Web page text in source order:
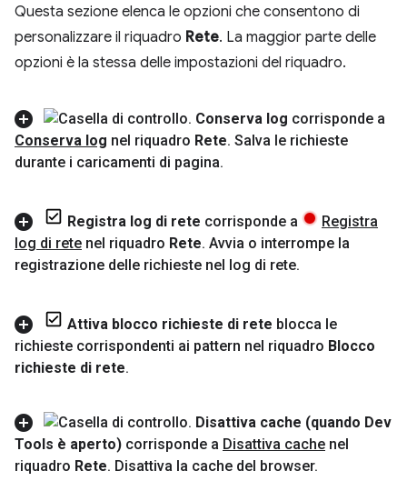
Questa sezione elenca le opzioni che consentono di
personalizzare il riquadro Rete. La maggior parte delle
opzioni è la stessa delle impostazioni del riquadro.
Conserva log corrisponde a
Conserva log nel riquadro Rete. Salva le richieste
durante i caricamenti di pagina.
Registra log di rete corrisponde a
Registra
log di rete nel riquadro Rete. Avvia o interrompe la
registrazione delle richieste nel log di rete.
Attiva blocco richieste di rete blocca le
richieste corrispondenti ai pattern nel riquadro Blocco
richieste di rete.
Disattiva cache (quando Dev
Tools è aperto) corrisponde a Disattiva cache nel
riquadro Rete. Disattiva la cache del browser.